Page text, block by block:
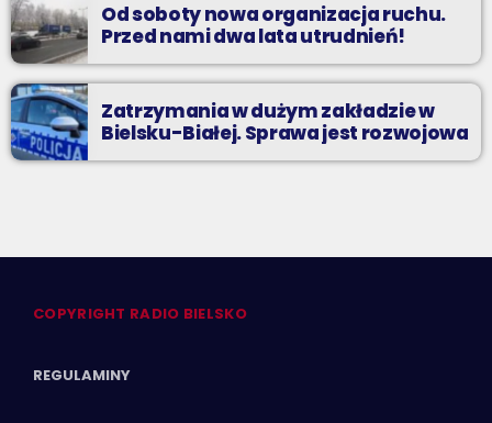
Od soboty nowa organizacja ruchu.
Przed nami dwa lata utrudnień!
Zatrzymania w dużym zakładzie w
Bielsku-Białej. Sprawa jest rozwojowa
COPYRIGHT RADIO BIELSKO
REGULAMINY